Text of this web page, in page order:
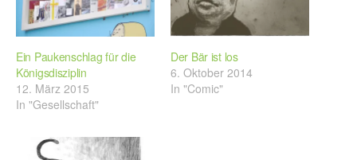
Ein Paukenschlag für die
Königsdisziplin
12. März 2015
In "Gesellschaft"
Der Bär ist los
6. Oktober 2014
In "Comic"